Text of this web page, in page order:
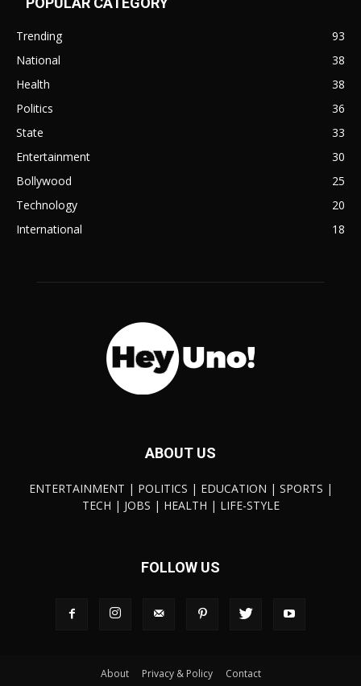
Trending
93
National
38
Health
38
Politics
36
State
33
Entertainment
30
Bollywood
25
Technology
20
International
18
ABOUT US
ENTERTAINMENT | POLITICS | EDUCATION | SPORTS |
TECH | JOBS | HEALTH | LIFE-STYLE
FOLLOW US
About Privacy & Policy Contact